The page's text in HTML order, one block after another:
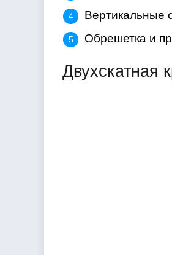
Вертикальные
Обрешетка и
Двухскатная